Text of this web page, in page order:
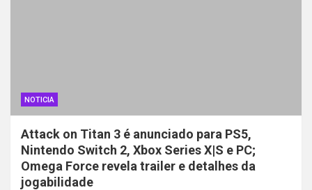
NOTICIA
Attack on Titan 3 é anunciado para PS5,
Nintendo Switch 2, Xbox Series X|S e PC;
Omega Force revela trailer e detalhes da
jogabilidade